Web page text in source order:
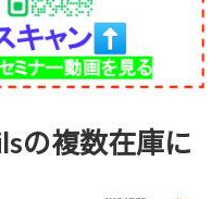
の複数在庫に